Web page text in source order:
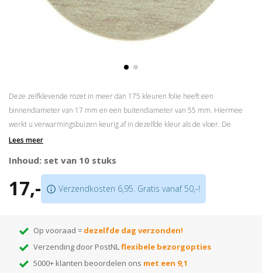
Deze zelfklevende rozet in meer dan 175 kleuren folie heeft een
binnendiameter van 17 mm en een buitendiameter van 55 mm. Hiermee
werkt u verwarmingsbuizen keurig af in dezelfde kleur als de vloer. De
rozetten zijn eenvoudig op maat te maken door middel van een
Zelfklevend
Bestaat uit 2 delen; u hoeft geen buizen te demonteren
Verkrijgbaar in meer dan175 kleuren
prijs is per 10 stuks!
Lees meer
Inhoud: set van 10 stuks
17,- Verzendkosten 6,95. Gratis vanaf 50,-!
Op vooraad = dezelfde dag verzonden!
Verzending door PostNLflexibele bezorgopties
5000+ klanten beoordelen ons met een 9,1